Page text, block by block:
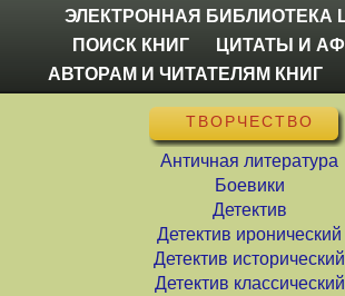
ЭЛЕКТРОННАЯ БИБЛИОТЕКА
ПОИСК КНИГ
ЦИТАТЫ И
АВТОРАМ И ЧИТАТЕЛЯМ КНИГ
ТВОРЧЕСТВО
Античная литература
Боевики
Детектив
Детектив иронический
Детектив исторический
Детектив классический